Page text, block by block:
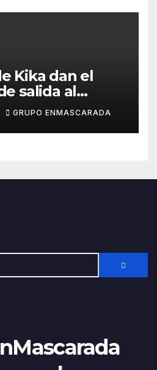
Kika dan el
salida al
con el inicio de
GRUPO ENMASCARADA